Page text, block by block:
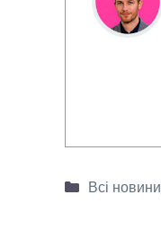
Категорії
Всі новини